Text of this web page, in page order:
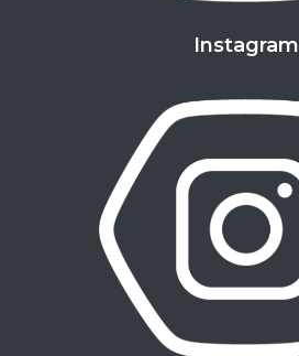
Instagram